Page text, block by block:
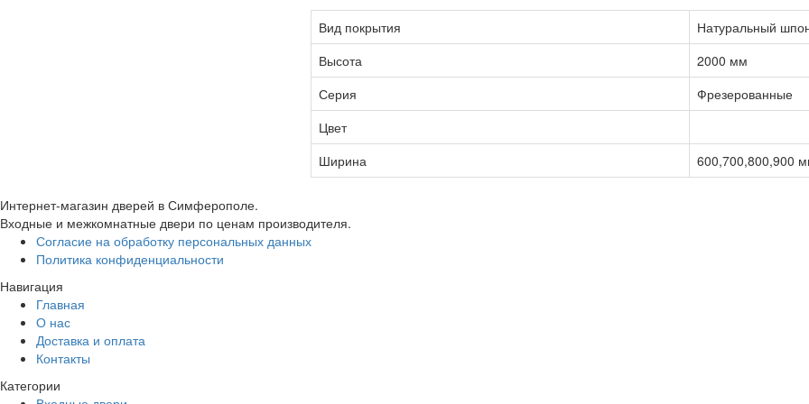
Вид покрытия
Натуральный
Высота
2000 мм
Серия
Фрезерованные
Цвет
Ширина
600,700,800,900
Интернет-магазин дверей в Симферополе.
Входные и межкомнатные двери по ценам производителя.
Согласие на обработку персональных данных
Политика конфиденциальности
Навигация
Главная
О нас
Доставка и оплата
Контакты
Категории